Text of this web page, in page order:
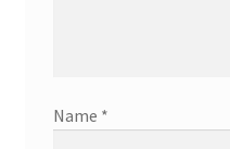
Name *